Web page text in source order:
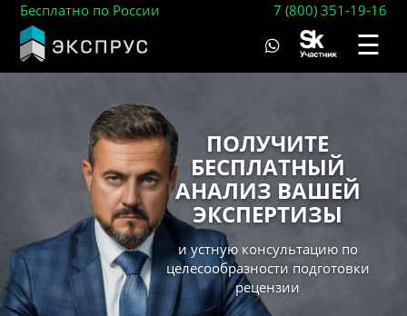
Бесплатно по России 7 (800) 351-19-16
☰
ПОЛУЧИТЕ
БЕСПЛАТНЫЙ
АНАЛИЗ ВАШЕЙ
ЭКСПЕРТИЗЫ
и устную консультацию по
целесообразности подготовки
рецензии